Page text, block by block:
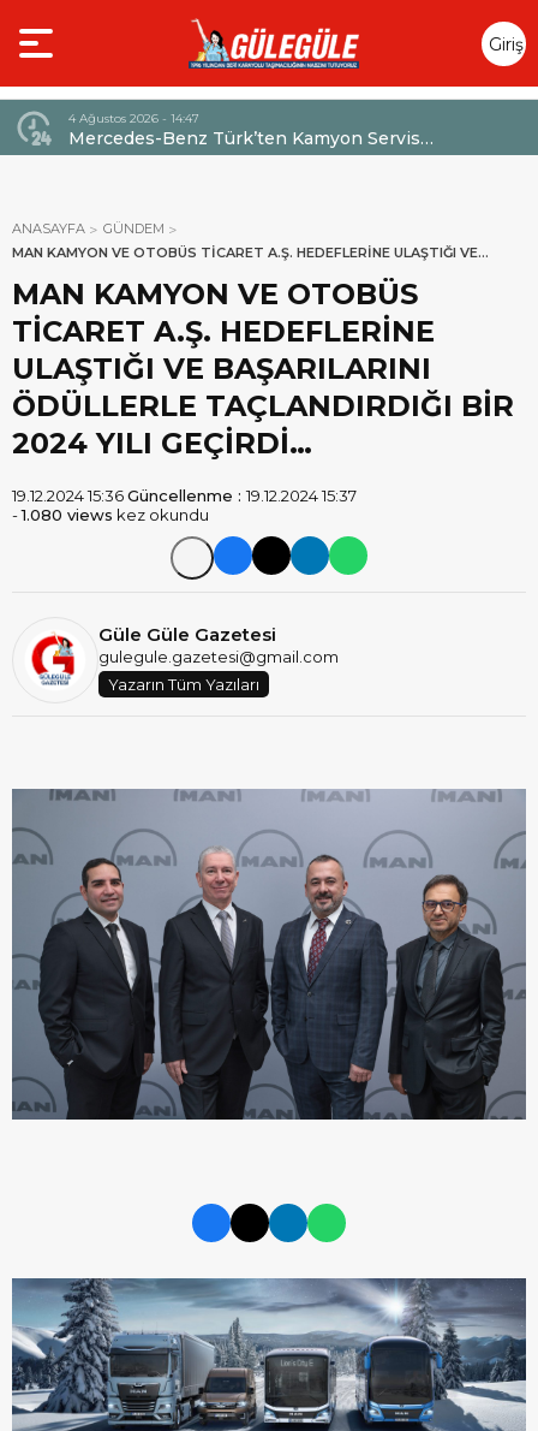
Giriş
Yap
4 Ağustos 2026 - 14:47
Mercedes-Benz Türk’ten Kamyon Servis
Sözleşmelerinde 36 Aya Varan Taksit İmkânı
ANASAYFA
GÜNDEM
MAN KAMYON VE OTOBÜS TİCARET A.Ş. HEDEFLERİNE ULAŞTIĞI VE
BAŞARILARINI ÖDÜLLERLE TAÇLANDIRDIĞI BİR 2024 YILI GEÇİRDİ…
MAN KAMYON VE OTOBÜS
TİCARET A.Ş. HEDEFLERİNE
ULAŞTIĞI VE BAŞARILARINI
ÖDÜLLERLE TAÇLANDIRDIĞI BİR
2024 YILI GEÇİRDİ…
19.12.2024 15:36Güncellenme :19.12.2024 15:37
-1.080 views kez okundu
Güle Güle Gazetesi
gulegule.gazetesi@gmail.com
Yazarın Tüm Yazıları